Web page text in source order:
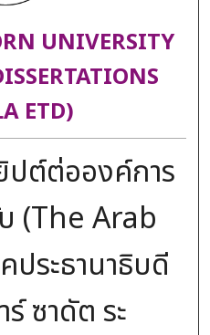
UNIVERSITY
ETD)
ปต์ต่อองค์การ
(The Arab
ประธานาธิบดี
ซาดัต ระ